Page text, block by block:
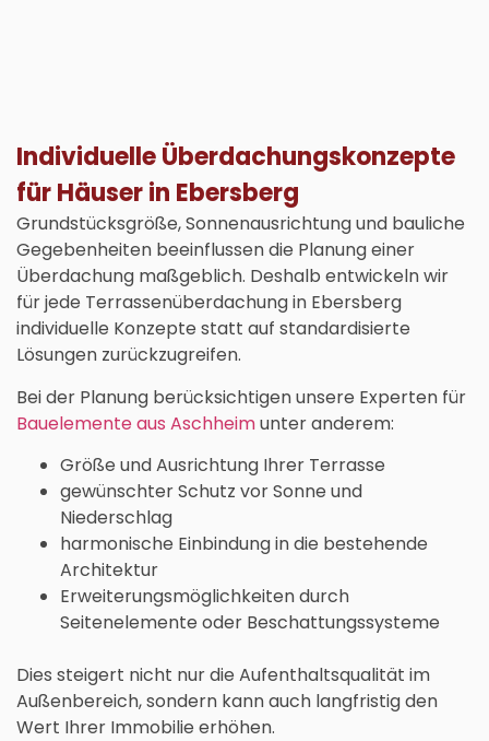
Individuelle Überdachungskonzepte
für Häuser in Ebersberg
Grundstücksgröße, Sonnenausrichtung und bauliche
Gegebenheiten beeinflussen die Planung einer
Überdachung maßgeblich. Deshalb entwickeln wir
für jede Terrassenüberdachung in Ebersberg
individuelle Konzepte statt auf standardisierte
Lösungen zurückzugreifen.
Bei der Planung berücksichtigen unsere Experten für
Bauelemente aus Aschheimunter anderem:
Größe und Ausrichtung Ihrer Terrasse
gewünschter Schutz vor Sonne und
Niederschlag
harmonische Einbindung in die bestehende
Architektur
Erweiterungsmöglichkeiten durch
Seitenelemente oder Beschattungssysteme
Dies steigert nicht nur die Aufenthaltsqualität im
Außenbereich, sondern kann auch langfristig den
Wert Ihrer Immobilie erhöhen.